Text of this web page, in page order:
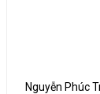
Nguyễn Phúc